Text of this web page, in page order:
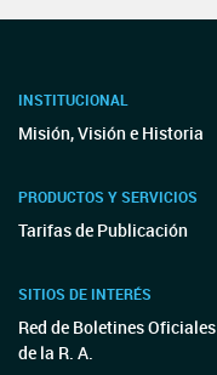
INSTITUCIONAL
Misión, Visión e Historia
PRODUCTOS Y SERVICIOS
Tarifas de Publicación
SITIOS DE INTERÉS
Red de Boletines Oficiales
de la R. A.